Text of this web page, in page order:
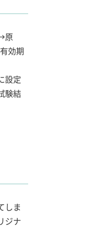
原
効期
設定
験結
しま
ジナ